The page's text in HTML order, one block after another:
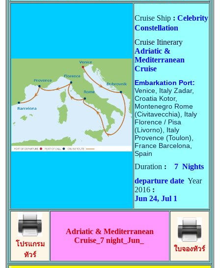
Cruise Ship :Celebrity
Constellation
Cruise Itinerary
Adriatic &
Mediterranean
Cruise
Embarkation Port:
Venice, Italy Zadar,
Croatia Kotor,
Montenegro Rome
(Civitavecchia), Italy
Florence / Pisa
(Livorno), Italy
Provence (Toulon),
France Barcelona,
Spain
Duration : 7 Nights
departure date Year
2016 :
Jun 24, Jul 1
โปรแกรม
ทัวร์
Adriatic & Mediterranean
Cruise_7 night_Jun_
ใบจองทัวร์